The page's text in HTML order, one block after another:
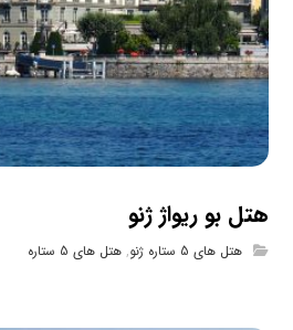
هتل بو ریواژ ژنو
هتل های 5 ستاره ژنو ,هتل های 5 ستاره